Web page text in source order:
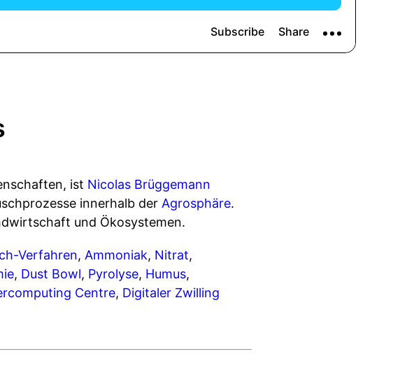
ist Nicolas Brüggemann
innerhalb der Agrosphäre.
und Ökosystemen.
Verfahren, Ammoniak, Nitrat,
, Dust Bowl, Pyrolyse, Humus,
Centre, Digitaler Zwilling